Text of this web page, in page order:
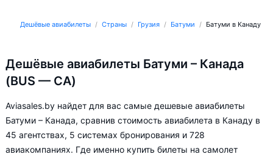
Дешёвые авиабилеты Страны Грузия Батуми Батуми в Канаду
Дешёвые авиабилеты Батуми – Канада
(BUS — CA)
Aviasales.by найдет для вас самые дешевые авиабилеты
Батуми – Канада, сравнив стоимость авиабилета в Канаду в
45 агентствах, 5 системах бронирования и 728
авиакомпаниях. Где именно купить билеты на самолет